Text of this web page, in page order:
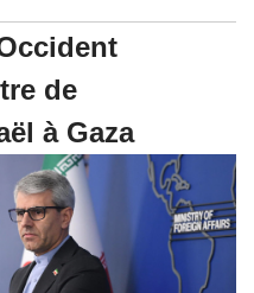
de
à Gaza